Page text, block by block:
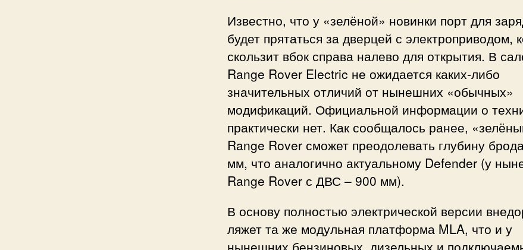
Известно, что у «зелёной» новинки порт для
будет прятаться за дверцей с электроприводом,
скользит вбок справа налево для открытия. В
Range Rover Electric не ожидается каких-либо
значительных отличий от нынешних «обычных»
модификаций. Официальной информации о
практически нет. Как сообщалось ранее,
Range Rover сможет преодолевать глубину
мм, что аналогично актуальному Defender (у
Range Rover с ДВС – 900 мм).
В основу полностью электрической версии
ляжет та же модульная платформа MLA, что и у